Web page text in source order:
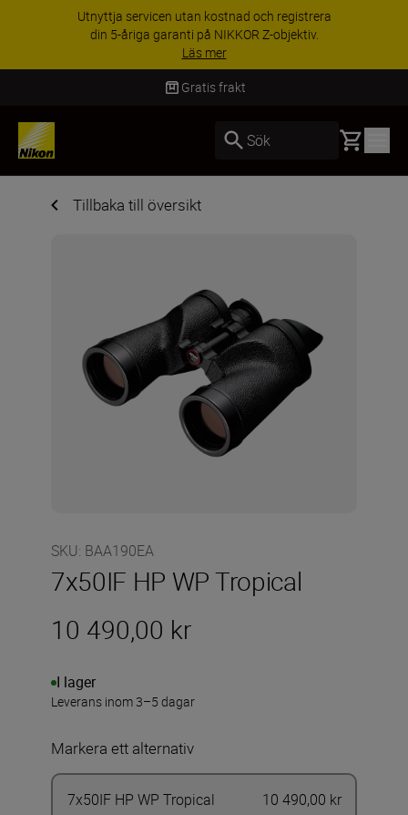
Utnyttja servicen utan kostnad och registrera
din 5-åriga garanti på NIKKOR Z-objektiv.
Läs mer
Gratis frakt
Sök Basket
Tillbaka till översikt
SKU: BAA190EA
7x50IF HP WP Tropical
10 490,00 kr
I lager
Leverans inom 3–5 dagar
Markera ett alternativ
7x50IF HP WP Tropical 10 490,00 kr